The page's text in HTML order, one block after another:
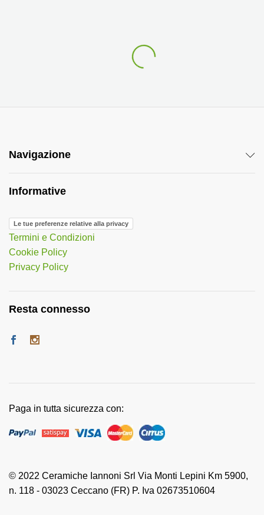
Navigazione
Informative
Le tue preferenze relative alla privacy
Termini e Condizioni
Cookie Policy
Privacy Policy
Resta connesso
© 2022 Ceramiche Iannoni Srl Via Monti Lepini Km 5900,
n. 118 - 03023 Ceccano (FR) P. Iva 02673510604
Paga in tutta sicurezza con: